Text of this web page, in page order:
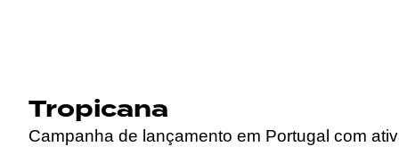
Tropicana
Campanha de lançamento em Portugal com